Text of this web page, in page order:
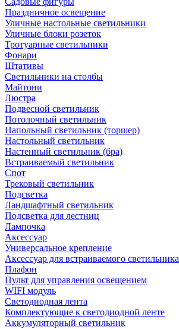
Праздничное освещение
Уличные настольные светильники
Уличные блоки розеток
Тротуарные светильники
Фонари
Штативы
Светильники на столбы
Майтони
Люстра
Подвесной светильник
Потолочный светильник
Напольный светильник (торшер)
Настольный светильник
Настенный светильник (бра)
Встраиваемый светильник
Спот
Трековый светильник
Подсветка
Ландшафтный светильник
Подсветка для лестниц
Лампочка
Аксессуар
Универсальное крепление
Аксессуар для встраиваемого светильника
Плафон
Пульт для управления освещением
WIFI модуль
Светодиодная лента
Комплектующие к светодиодной ленте
Аккумуляторный светильник